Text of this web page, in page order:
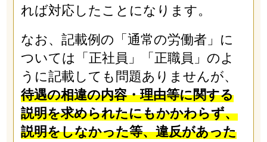
れば対応したことになります。
なお、記載例の「通常の労働者」に
ついては「正社員」「正職員」のよ
うに記載しても問題ありませんが、
待遇の相違の内容・理由等に関する
説明を求められたにもかかわらず、
説明をしなかった等、違反があった